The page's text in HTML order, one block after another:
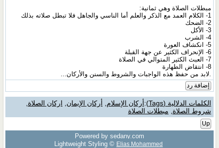
مبطلات الصلاة وهي ثمانية:
1- الكلام العمد مع الذكر والعلم أما الناسي والجاهل فلا تبطل صلاته بذلك
2- الضحك
3- الأكل
4- الشرب
5- انكشاف العورة
6- الإنحراف الكثير عن جهة القبلة
7- العبث الكثير المتوالي في الصلاة
8- انتقاض الطهارة
.لابد من حفظ هذه الواجبات والشروط والسنن والأركان...
إضافة رد
الكلمات الدلالية (Tags) :أركان الإسلام أركان الإيمان اركان الصلاة
شروط الصلاة
مبطلات الصلاة
Up
Powered by sedany.com
Lightweight Styling © Elias Mohammed